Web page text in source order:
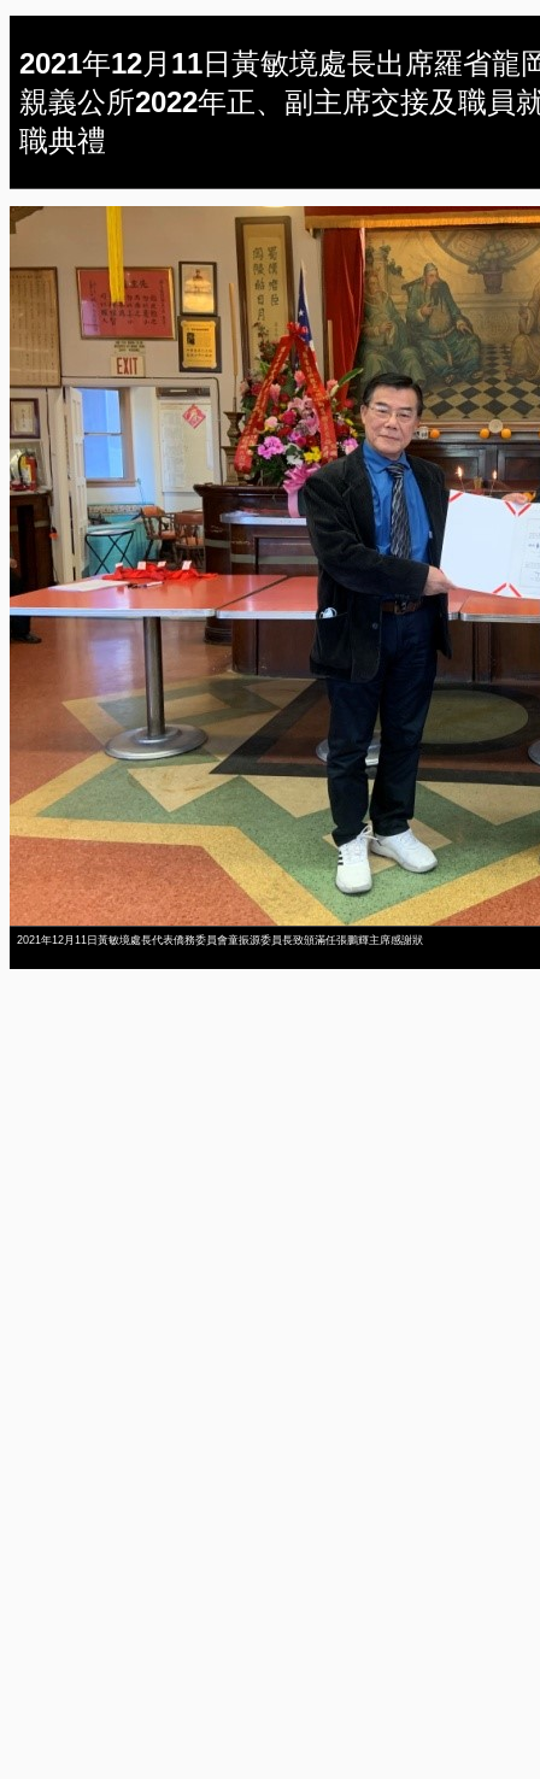
2021年12月11日黃敏境處長出席羅省龍
親義公所2022年正、副主席交接及職員
職典禮
2021年12月11日黃敏境處長代表僑務委員會童振源委員長致頒滿任張鵬輝主席感謝狀